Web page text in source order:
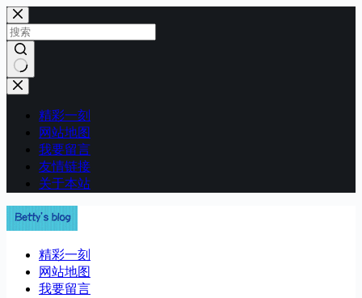
跳
至
内
容
无
精彩一刻
网站地图
我要留言
友情链接
关于本站
精彩一刻
网站地图
我要留言